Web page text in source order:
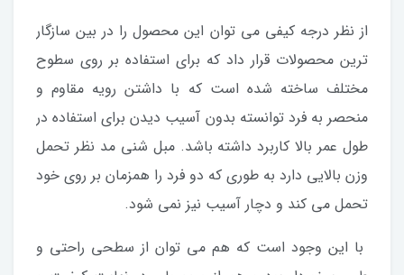
از نظر درجه کیفی می توان این محصول را در بین سازگار
ترین محصولات قرار داد که برای استفاده بر روی سطوح
مختلف ساخته شده است که با داشتن رویه مقاوم و
منحصر به فرد توانسته بدون آسیب دیدن برای استفاده در
طول عمر بالا کاربرد داشته باشد. مبل شنی مد نظر تحمل
وزن بالایی دارد به طوری که دو فرد را همزمان بر روی خود
تحمل می کند و دچار آسیب نیز نمی شود.
با این وجود است که هم می توان از سطحی راحتی و